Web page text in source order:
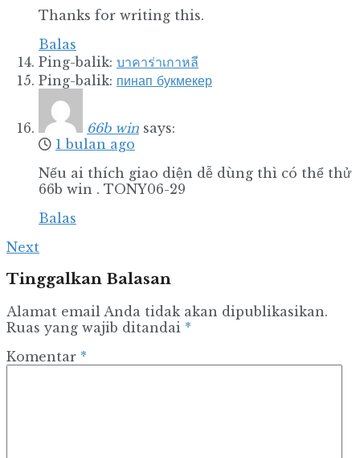
Thanks for writing this.
Balas
Ping-balik: บาคาร่าเกาหลี
Ping-balik: пинап букмекер
66b win says:
1 bulan ago
Nếu ai thích giao diện dễ dùng thì có thể thử
66b win . TONY06-29
Balas
Next
Tinggalkan Balasan
Alamat email Anda tidak akan dipublikasikan.
Ruas yang wajib ditandai *
Komentar *